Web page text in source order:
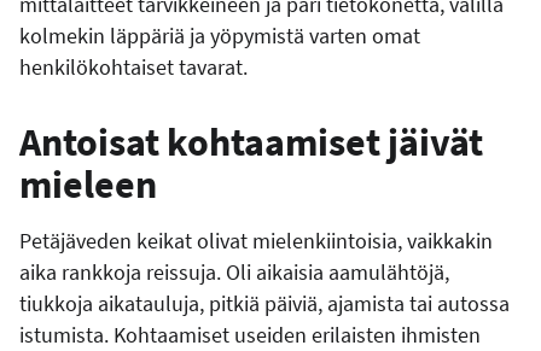
kolmekin läppäriä ja yöpymistä varten omat
henkilökohtaiset tavarat.
Antoisat kohtaamiset jäivät
mieleen
Petäjäveden keikat olivat mielenkiintoisia, vaikkakin
aika rankkoja reissuja. Oli aikaisia aamulähtöjä,
tiukkoja aikatauluja, pitkiä päiviä, ajamista tai autossa
istumista. Kohtaamiset useiden erilaisten ihmisten